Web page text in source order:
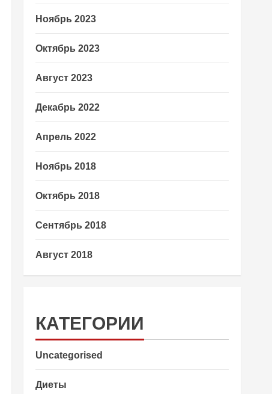
Ноябрь 2023
Октябрь 2023
Август 2023
Декабрь 2022
Апрель 2022
Ноябрь 2018
Октябрь 2018
Сентябрь 2018
Август 2018
КАТЕГОРИИ
Uncategorised
Диеты